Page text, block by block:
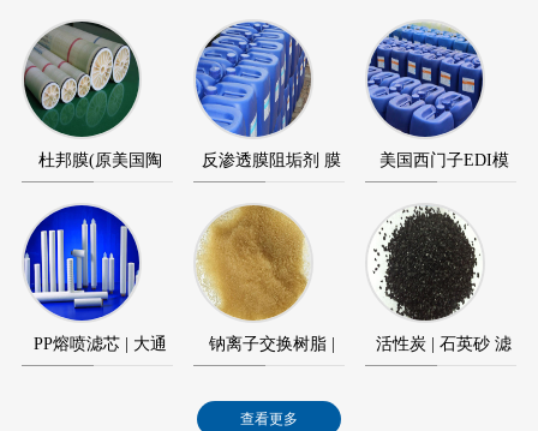
杜邦膜(原美国陶
氏) 海德能反渗透膜
元件
反渗透膜阻垢剂 膜
清洗剂 膜杀菌剂
美国西门子EDI模
块 美国通用GE EDI
模块
PP熔喷滤芯 | 大通 钠离子交换树脂 | 活性炭 | 石英砂 滤
查看更多